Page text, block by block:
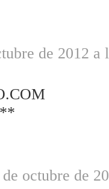
de 2012 a
octubre de